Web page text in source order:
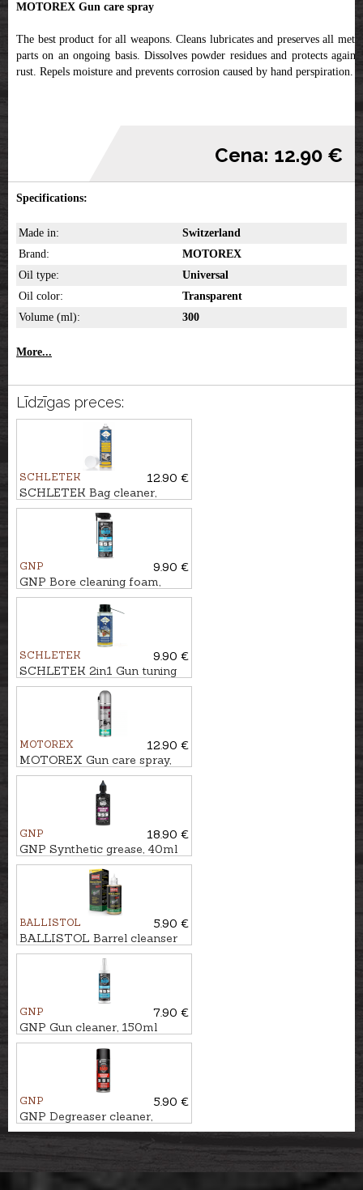
MOTOREX Gun care spray
The best product for all weapons. Cleans lubricates and preserves all metal
parts on an ongoing basis. Dissolves powder residues and protects against
rust. Repels moisture and prevents corrosion caused by hand perspiration.
Cena: 12.90 €
Specifications:
Made in:
Switzerland
Brand:
MOTOREX
Oil type:
Universal
Oil color:
Transparent
Volume (ml):
300
More...
Līdzīgas preces:
SCHLETEK
12.90 €
SCHLETEK Bag cleaner,
500ml
GNP
9.90 €
GNP Bore cleaning foam,
200ml
SCHLETEK
9.90 €
SCHLETEK 2in1 Gun tuning
spray, 100ml
MOTOREX
12.90 €
MOTOREX Gun care spray,
300ml
GNP
18.90 €
GNP Synthetic grease, 40ml
BALLISTOL
5.90 €
BALLISTOL Barrel cleanser
ROBLA SOLO MIL, 65ml
GNP
7.90 €
GNP Gun cleaner, 150ml
GNP
5.90 €
GNP Degreaser cleaner,
200ml